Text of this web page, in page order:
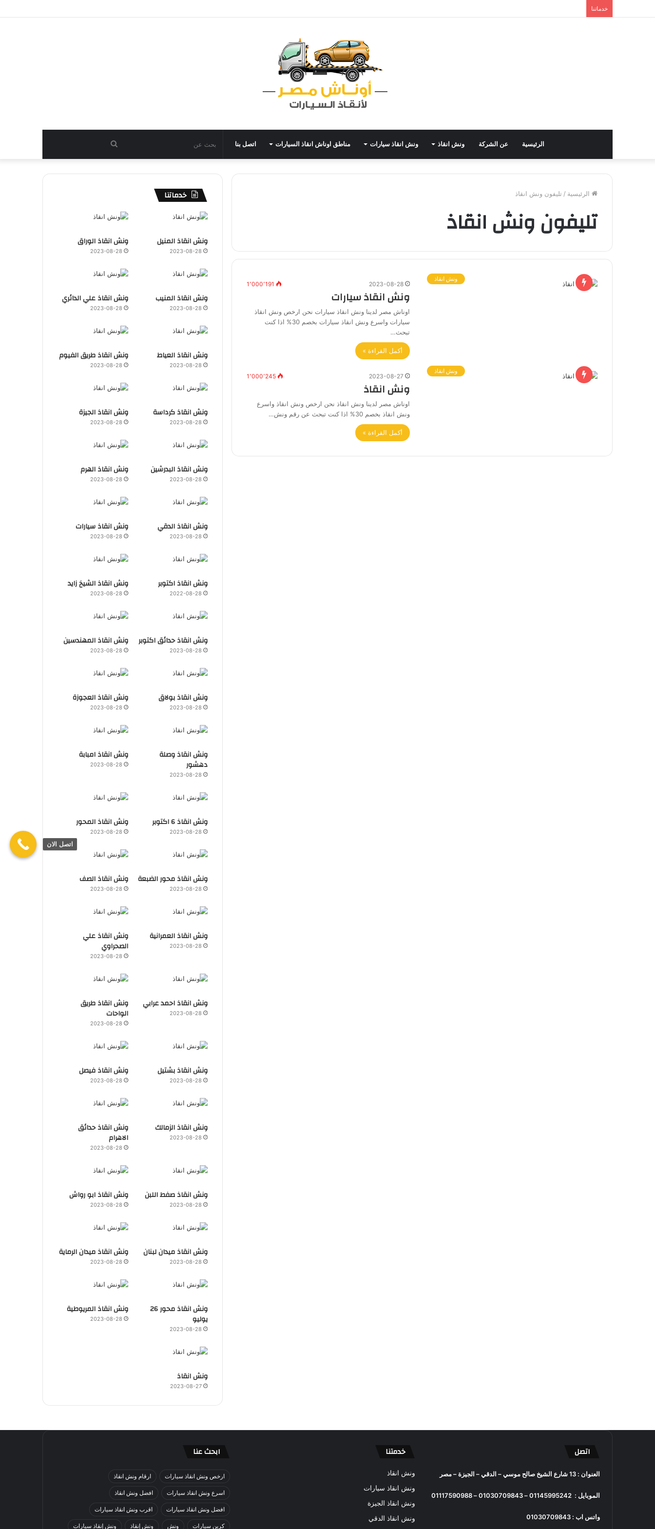
خدماتنا
الرئيسية عن الشركة ونش انقاذ ونش انقاذ سيارات مناطق اوناش انقاذ السيارات اتصل بنا
عن
الرئيسية / تليفون ونش انقاذ
تليفون ونش انقاذ
ونش انقاذ
2023-08-28 1٬000٬191
ونش انقاذ سيارات
اوناش مصر لدينا ونش انقاذ سيارات نحن ارخص ونش انقاذ
سيارات واسرع ونش انقاذ سيارات بخصم 30% اذا كنت
تبحث…
أكمل القراءة »
ونش انقاذ
2023-08-27 1٬000٬245
ونش انقاذ
اوناش مصر لدينا ونش انقاذ نحن ارخص ونش انقاذ واسرع
ونش انقاذ بخصم 30% اذا كنت تبحث عن رقم ونش…
أكمل القراءة »
خدماتنا
ونش انقاذ المنيل
2023-08-28
ونش انقاذ الوراق
2023-08-28
ونش انقاذ المنيب
2023-08-28
ونش انقاذ علي الدائري
2023-08-28
ونش انقاذ العياط
2023-08-28
ونش انقاذ طريق الفيوم
2023-08-28
ونش انقاذ كرداسة
2023-08-28
ونش انقاذ الجيزة
2023-08-28
ونش انقاذ البدرشين
2023-08-28
ونش انقاذ الهرم
2023-08-28
ونش انقاذ الدقي
2023-08-28
ونش انقاذ سيارات
2023-08-28
ونش انقاذ اكتوبر
2022-08-28
ونش انقاذ الشيخ زايد
2023-08-28
ونش انقاذ حدائق اكتوبر
2023-08-28
ونش انقاذ المهندسين
2023-08-28
ونش انقاذ بولاق
2023-08-28
ونش انقاذ العجوزة
2023-08-28
ونش انقاذ وصلة
دهشور
2023-08-28
ونش انقاذ امبابة
2023-08-28
ونش انقاذ 6 اكتوبر
2023-08-28
ونش انقاذ المحور
2023-08-28
ونش انقاذ محور الضبعة
2023-08-28
ونش انقاذ الصف
2023-08-28
ونش انقاذ العمرانية
2023-08-28
ونش انقاذ علي
الصحراوي
2023-08-28
ونش انقاذ احمد عرابي
2023-08-28
ونش انقاذ طريق
الواحات
2023-08-28
ونش انقاذ بشتيل
2023-08-28
ونش انقاذ فيصل
2023-08-28
ونش انقاذ الزمالك
2023-08-28
ونش انقاذ حدائق
الاهرام
2023-08-28
ونش انقاذ صفط اللبن
2023-08-28
ونش انقاذ ابو رواش
2023-08-28
ونش انقاذ ميدان لبنان
2023-08-28
ونش انقاذ ميدان الرماية
2023-08-28
ونش انقاذ محور 26
يوليو
2023-08-28
ونش انقاذ المريوطية
2023-08-28
ونش انقاذ
2023-08-27
اتصل
العنوان : 13 شارع الشيخ صالح موسي – الدقي – الجيزة – مصر
الموبايل : 01145995242
–
01030709843
–
01117590988
واتس اب : 01030709843
خدمتنا
ونش انقاذ
ونش انقاذ سيارات
ونش انقاذ الجيزة
ونش انقاذ الدقي
ابحث عنا
ارخص ونش انقاذ سيارات ارقام ونش انقاذ
اسرع ونش انقاذ سيارات افضل ونش انقاذ
افضل ونش انقاذ سيارات اقرب ونش انقاذ سيارات
كرين سيارات ونش ونش إنقاذ ونش إنقاذ سيارات
اتصل الان